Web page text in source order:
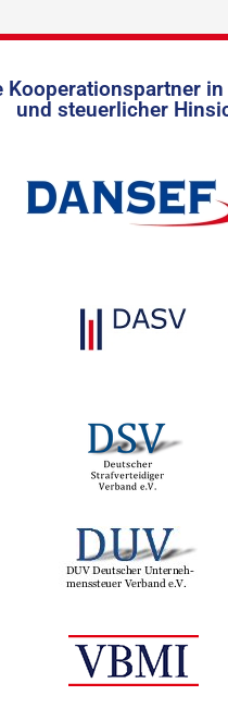
Kooperationspartner
und steuerlicher